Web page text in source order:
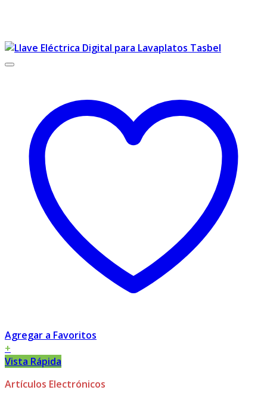
Agregar a Favoritos
+
Vista Rápida
Artículos Electrónicos